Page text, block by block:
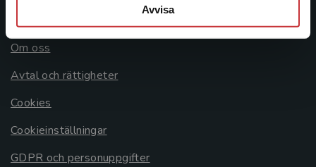
Avvisa
Om oss
Avtal och rättigheter
Cookies
Cookieinställningar
GDPR och personuppgifter